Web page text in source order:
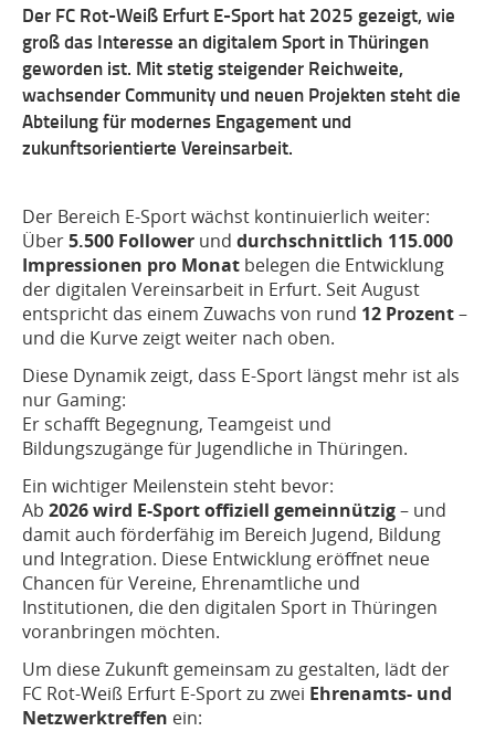
Der FC Rot-Weiß Erfurt E-Sport hat 2025 gezeigt, wie
groß das Interesse an digitalem Sport in Thüringen
geworden ist. Mit stetig steigender Reichweite,
wachsender Community und neuen Projekten steht die
Abteilung für modernes Engagement und
zukunftsorientierte Vereinsarbeit.
Der Bereich E-Sport wächst kontinuierlich weiter:
Über5.500 Follower und durchschnittlich 115.000
Impressionen pro Monat belegen die Entwicklung
der digitalen Vereinsarbeit in Erfurt. Seit August
entspricht das einem Zuwachs von rund 12 Prozent–
und die Kurve zeigt weiter nach oben.
Diese Dynamik zeigt, dass E-Sport längst mehr ist als
nur Gaming:
Er schafft Begegnung, Teamgeist und
Bildungszugänge für Jugendliche in Thüringen.
Ein wichtiger Meilenstein steht bevor:
Ab 2026 wird E-Sport offiziell gemeinnützig– und
damit auch förderfähig im Bereich Jugend, Bildung
und Integration. Diese Entwicklung eröffnet neue
Chancen für Vereine, Ehrenamtliche und
Institutionen, die den digitalen Sport in Thüringen
voranbringen möchten.
Um diese Zukunft gemeinsam zu gestalten, lädt der
FC Rot-Weiß Erfurt E-Sport zu zwei Ehrenamts- und
Netzwerktreffen ein: